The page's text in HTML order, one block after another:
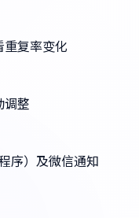
复率变化
调整
序）及微信通知